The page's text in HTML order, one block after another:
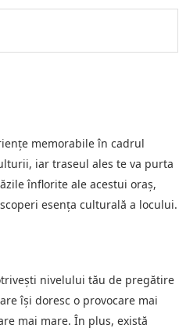
memorabile în cadrul
iar traseul ales te va purta
înflorite ale acestui oraș,
esența culturală a locului.
nivelului tău de pregătire
își doresc o provocare mai
mai mare. În plus, există